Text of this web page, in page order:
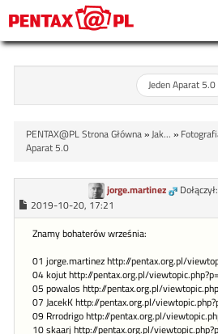
Jeden Aparat 5.0
PENTAX@PL Strona Główna»Jak... »
Aparat 5.0
jorge.martinez
2019-10-20, 17:21
Znamy bohaterów września:
01 jorge.martinez http://pentax.org.pl/
04 kojut http://pentax.org.pl/
05 powalos http://pentax.org.pl/
07 JacekK http://pentax.org.pl/
09 Rrrodrigo http://pentax.org.pl/
10 skaarj http://pentax.org.pl/